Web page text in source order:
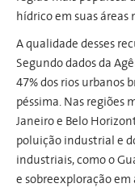
hídrico em suas
A qualidade desses
Segundo dados da
47% dos rios urbanos
péssima. Nas regiões
Janeiro e Belo
poluição industrial e
industriais, como o
e sobreexploração em